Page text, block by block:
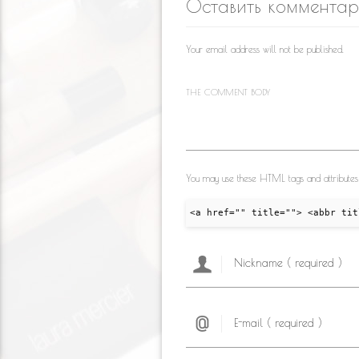
as
s
ki
o
k
m
Оставить
Your email address will not be published.
THE COMMENT BODY
You may use these HTML tags and attributes:
<a href="" title=""> <abbr